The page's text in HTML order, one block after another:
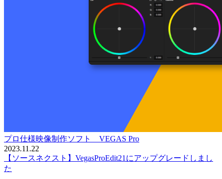
プロ仕様映像制作ソフト VEGAS Pro
2023.11.22
【ソースネクスト】VegasProEdit21にアップグレードしまし
た